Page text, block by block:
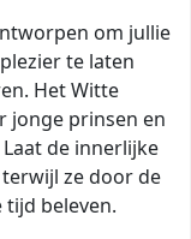
om jullie
te laten
Het Witte
jonge prinsen en
de innerlijke
ze door de
beleven.